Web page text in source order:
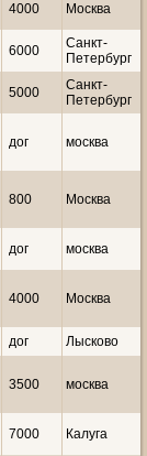
4000 Москва
6000
Санкт-
Петербург
5000
Санкт-
Петербург
дог москва
800 Москва
дог москва
4000 Москва
дог Лысково
3500 москва
7000 Калуга